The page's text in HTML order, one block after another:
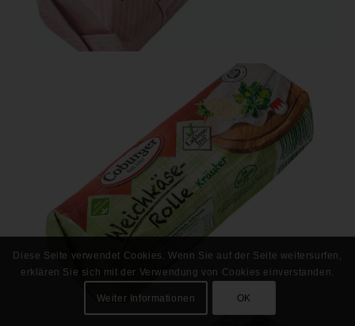
Diese Seite verwendet Cookies. Wenn Sie auf der Seite weitersurfen,
erklären Sie sich mit der Verwendung von Cookies einverstanden.
Weiter Informationen OK